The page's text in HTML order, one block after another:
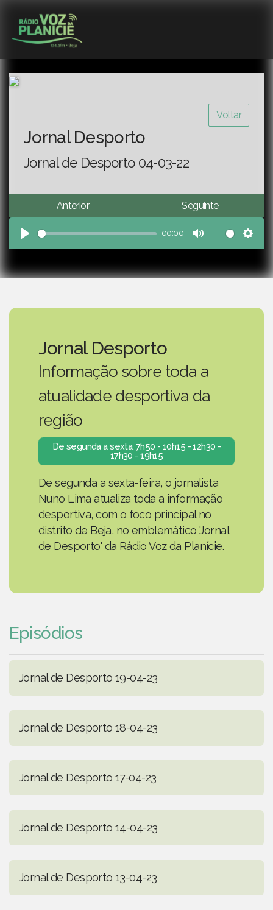
Voltar
Jornal Desporto
Jornal de Desporto 04-03-22
Anterior Seguinte
Play
00:00
Mute
Jornal Desporto
Informação sobre toda a
atualidade desportiva da
região
De segunda a sexta: 7h50 - 10h15 - 12h30 -
17h30 - 19h15
De segunda a sexta-feira, o jornalista
Nuno Lima atualiza toda a informação
desportiva, com o foco principal no
distrito de Beja, no emblemático 'Jornal
de Desporto' da Rádio Voz da Planície.
Episódios
Jornal de Desporto 19-04-23
Jornal de Desporto 18-04-23
Jornal de Desporto 17-04-23
Jornal de Desporto 14-04-23
Jornal de Desporto 13-04-23